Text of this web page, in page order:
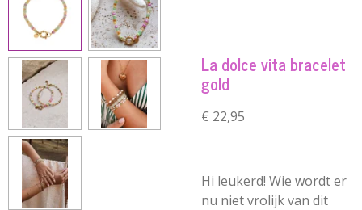
La dolce vita bracelet
gold
€ 22,95
Hi leukerd! Wie wordt er
nu niet vrolijk van dit